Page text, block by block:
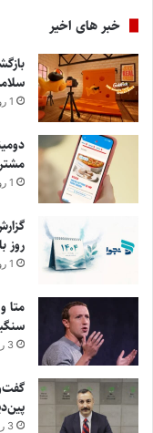
خبر های اخیر
1 روز پیش
1 روز پیش
روز
1 روز پیش
متا
3 روز پیش
3 روز پیش